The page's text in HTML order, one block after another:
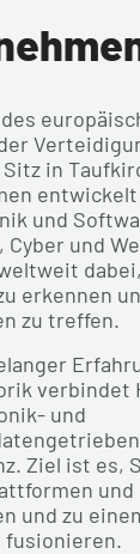
in
entwickelt
und
und
dabei,
erkennen
zu treffen.
verbindet
und
Ziel ist es,
und
und zu
fusionieren.